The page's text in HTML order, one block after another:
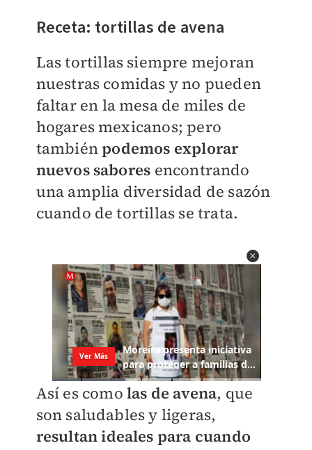
Receta: tortillas de avena
Las tortillas siempre mejoran
nuestras comidas y no pueden
faltar en la mesa de miles de
hogares mexicanos; pero
tambiénpodemos explorar
nuevos sabores encontrando
una amplia diversidad de sazón
cuando de tortillas se trata.
Así es como las de avena, que
son saludables y ligeras,
resultan ideales para cuando